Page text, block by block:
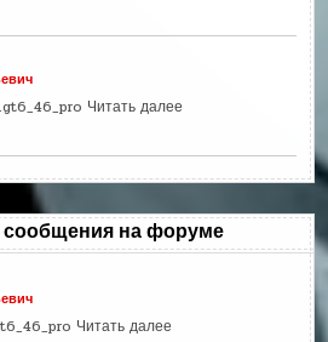
Читать далее
сообщения на форуме
Читать далее